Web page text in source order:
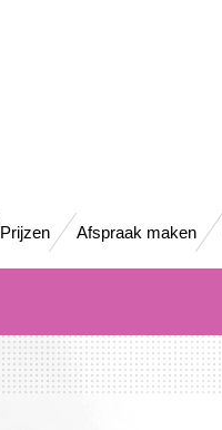
Prijzen Afspraak maken